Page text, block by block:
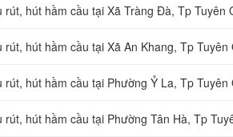
hút hầm cầu tại Xã Tràng Đà, Tp Tuyên
hút hầm cầu tại Xã An Khang, Tp Tuyên
hút hầm cầu tại Phường Ỷ La, Tp Tuyên
hút hầm cầu tại Phường Tân Hà, Tp